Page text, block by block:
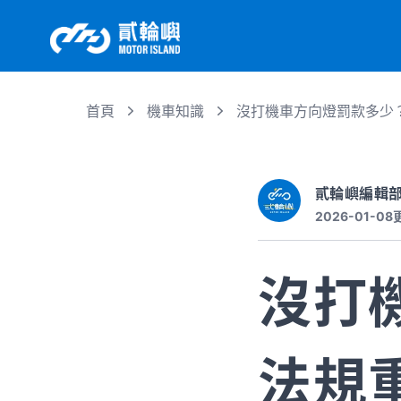
首頁 機車知識 沒打機車方向燈罰款多少
貳輪嶼編輯
2026-01-08
沒打
法規